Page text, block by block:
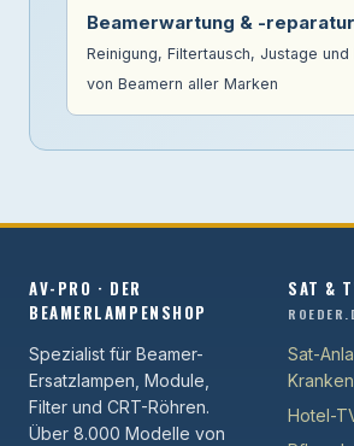
Beamerwartung & -reparatur
Reinigung, Filtertausch, Justage und
von Beamern aller Marken
AV-PRO · DER
BEAMERLAMPENSHOP
Spezialist für Beamer-
Ersatzlampen, Module,
Filter und CRT-Röhren.
Über 8.000 Modelle von
SAT &
Sat-
Hotel-